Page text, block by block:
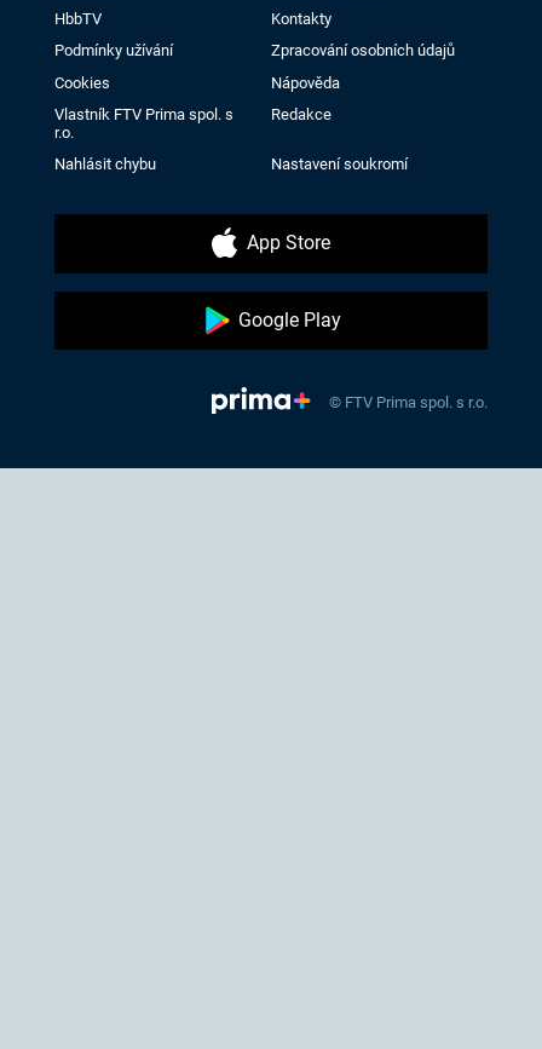
HbbTV
Kontakty
Podmínky užívání
Zpracování osobních údajů
Cookies
Nápověda
Vlastník FTV Prima spol. s
r.o.
Redakce
Nahlásit chybu Nastavení soukromí
App Store
Google Play
© FTV Prima spol. s r.o.